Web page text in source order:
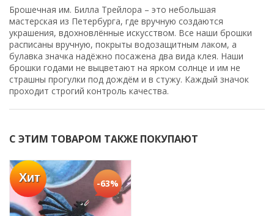
Брошечная им. Билла Трейлора – это небольшая
мастерская из Петербурга, где вручную создаются
украшения, вдохновлённые искусством. Все наши брошки
расписаны вручную, покрыты водозащитным лаком, а
булавка значка надёжно посажена два вида клея. Наши
брошки годами не выцветают на ярком солнце и им не
страшны прогулки под дождём и в стужу. Каждый значок
проходит строгий контроль качества.
С ЭТИМ ТОВАРОМ ТАКЖЕ ПОКУПАЮТ
Хит -63%